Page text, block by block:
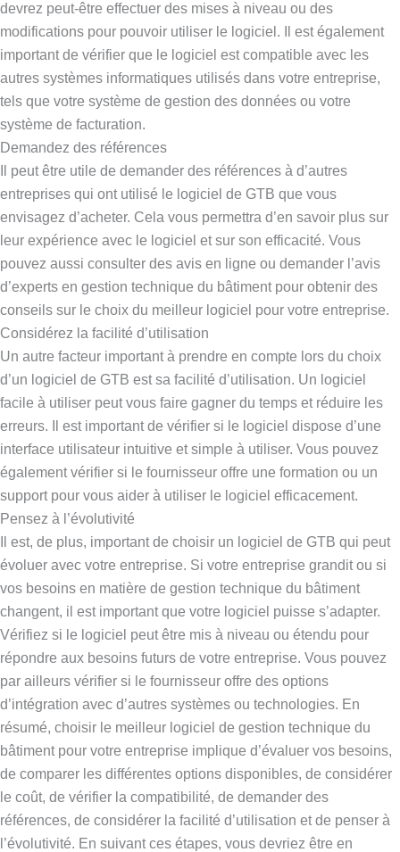
devrez peut-être effectuer des mises à niveau ou des
modifications pour pouvoir utiliser le logiciel. Il est également
important de vérifier que le logiciel est compatible avec les
autres systèmes informatiques utilisés dans votre entreprise,
tels que votre système de gestion des données ou votre
système de facturation.
Demandez des références
Il peut être utile de demander des références à d’autres
entreprises qui ont utilisé le logiciel de GTB que vous
envisagez d’acheter. Cela vous permettra d’en savoir plus sur
leur expérience avec le logiciel et sur son efficacité. Vous
pouvez aussi consulter des avis en ligne ou demander l’avis
d’experts en gestion technique du bâtiment pour obtenir des
conseils sur le choix du meilleur logiciel pour votre entreprise.
Considérez la facilité d’utilisation
Un autre facteur important à prendre en compte lors du choix
d’un logiciel de GTB est sa facilité d’utilisation. Un logiciel
facile à utiliser peut vous faire gagner du temps et réduire les
erreurs. Il est important de vérifier si le logiciel dispose d’une
interface utilisateur intuitive et simple à utiliser. Vous pouvez
également vérifier si le fournisseur offre une formation ou un
support pour vous aider à utiliser le logiciel efficacement.
Pensez à l’évolutivité
Il est, de plus, important de choisir un logiciel de GTB qui peut
évoluer avec votre entreprise. Si votre entreprise grandit ou si
vos besoins en matière de gestion technique du bâtiment
changent, il est important que votre logiciel puisse s’adapter.
Vérifiez si le logiciel peut être mis à niveau ou étendu pour
répondre aux besoins futurs de votre entreprise. Vous pouvez
par ailleurs vérifier si le fournisseur offre des options
d’intégration avec d’autres systèmes ou technologies. En
résumé, choisir le meilleur logiciel de gestion technique du
bâtiment pour votre entreprise implique d’évaluer vos besoins,
de comparer les différentes options disponibles, de considérer
le coût, de vérifier la compatibilité, de demander des
références, de considérer la facilité d’utilisation et de penser à
l’évolutivité. En suivant ces étapes, vous devriez être en